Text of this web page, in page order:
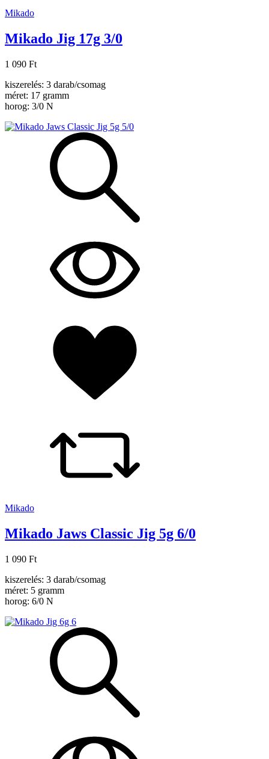
Mikado
Mikado Jig 17g 3/0
1 090 Ft
kiszerelés: 3 darab/csomag
méret: 17 gramm
horog: 3/0 N
Mikado
Mikado Jaws Classic Jig 5g 6/0
1 090 Ft
kiszerelés: 3 darab/csomag
méret: 5 gramm
horog: 6/0 N